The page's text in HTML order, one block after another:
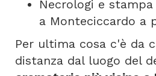
Necrologi e
a Monteciccardo a
Per ultima cosa c'è da
distanza dal luogo del